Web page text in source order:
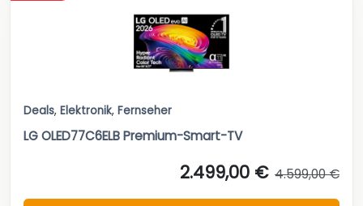
Deals, Elektronik, Fernseher
LG OLED77C6ELB Premium-Smart-TV
2.499,00 € 4.599,00 €